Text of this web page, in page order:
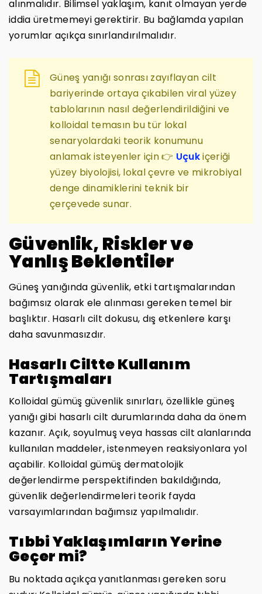
alınmalıdır. Bilimsel yaklaşım, kanıt olmayan yerde
iddia üretmemeyi gerektirir. Bu bağlamda yapılan
yorumlar açıkça sınırlandırılmalıdır.
Güneş yanığı sonrası zayıflayan cilt
bariyerinde ortaya çıkabilen viral yüzey
tablolarının nasıl değerlendirildiğini ve
kolloidal temasın bu tür lokal
senaryolardaki teorik konumunu
anlamak isteyenler için 👉 Uçukiçeriği
yüzey biyolojisi, lokal çevre ve mikrobiyal
denge dinamiklerini teknik bir
çerçevede sunar.
Güvenlik, Riskler ve
Yanlış Beklentiler
Güneş yanığında güvenlik, etki tartışmalarından
bağımsız olarak ele alınması gereken temel bir
başlıktır. Hasarlı cilt dokusu, dış etkenlere karşı
daha savunmasızdır.
Hasarlı Ciltte Kullanım
Tartışmaları
Kolloidal gümüş güvenlik sınırları, özellikle güneş
yanığı gibi hasarlı cilt durumlarında daha da önem
kazanır. Açık, soyulmuş veya hassas cilt alanlarında
kullanılan maddeler, istenmeyen reaksiyonlara yol
açabilir. Kolloidal gümüş dermatolojik
değerlendirme perspektifinden bakıldığında,
güvenlik değerlendirmeleri teorik fayda
varsayımlarından bağımsız yapılmalıdır.
Tıbbi Yaklaşımların Yerine
Geçer mi?
Bu noktada açıkça yanıtlanması gereken soru